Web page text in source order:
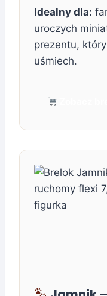
Idealny dla:
uroczych
prezentu,
uśmiech.